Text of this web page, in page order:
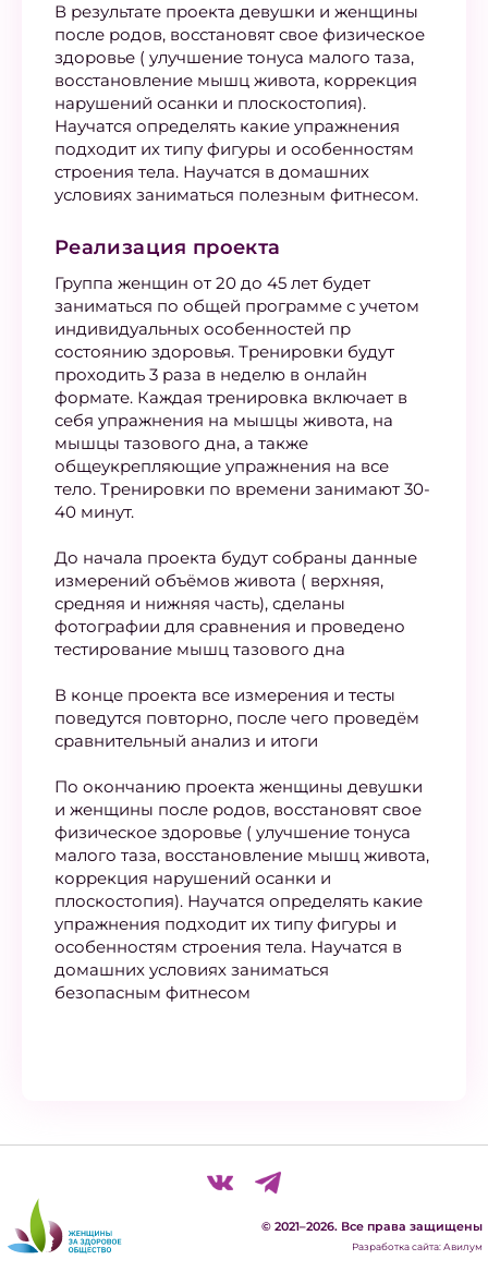
В результате проекта девушки и женщины
после родов, восстановят свое физическое
здоровье ( улучшение тонуса малого таза,
восстановление мышц живота, коррекция
нарушений осанки и плоскостопия).
Научатся определять какие упражнения
подходит их типу фигуры и особенностям
строения тела. Научатся в домашних
условиях заниматься полезным фитнесом.
Реализация проекта
Группа женщин от 20 до 45 лет будет
заниматься по общей программе с учетом
индивидуальных особенностей пр
состоянию здоровья. Тренировки будут
проходить 3 раза в неделю в онлайн
формате. Каждая тренировка включает в
себя упражнения на мышцы живота, на
мышцы тазового дна, а также
общеукрепляющие упражнения на все
тело. Тренировки по времени занимают 30-
40 минут.
До начала проекта будут собраны данные
измерений объёмов живота ( верхняя,
средняя и нижняя часть), сделаны
фотографии для сравнения и проведено
тестирование мышц тазового дна
В конце проекта все измерения и тесты
поведутся повторно, после чего проведём
сравнительный анализ и итоги
По окончанию проекта женщины девушки
и женщины после родов, восстановят свое
физическое здоровье ( улучшение тонуса
малого таза, восстановление мышц живота,
коррекция нарушений осанки и
плоскостопия). Научатся определять какие
упражнения подходит их типу фигуры и
особенностям строения тела. Научатся в
домашних условиях заниматься
безопасным фитнесом
© 2021–2026. Все права защищены
Разработка сайта: Авилум